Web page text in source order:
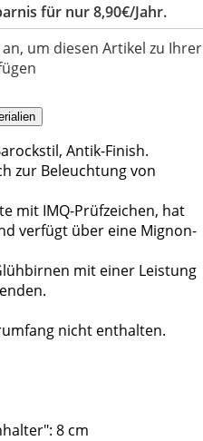
für nur 8,90€/Jahr.
um diesen Artikel zu Ihrer
Antik-Finish.
zur Beleuchtung von
mit IMQ-Prüfzeichen, hat
verfügt über eine Mignon-
mit einer Leistung
nicht enthalten.
8 cm